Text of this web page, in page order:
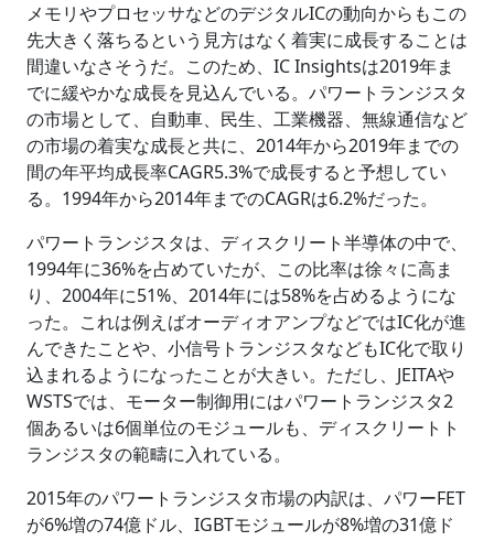
メモリやプロセッサなどのデジタルICの動向からもこの
先大きく落ちるという見方はなく着実に成長することは
間違いなさそうだ。このため、IC Insightsは2019年ま
でに緩やかな成長を見込んでいる。パワートランジスタ
の市場として、自動車、民生、工業機器、無線通信など
の市場の着実な成長と共に、2014年から2019年までの
間の年平均成長率CAGR5.3%で成長すると予想してい
る。1994年から2014年までのCAGRは6.2%だった。
パワートランジスタは、ディスクリート半導体の中で、
1994年に36%を占めていたが、この比率は徐々に高ま
り、2004年に51%、2014年には58%を占めるようにな
った。これは例えばオーディオアンプなどではIC化が進
んできたことや、小信号トランジスタなどもIC化で取り
込まれるようになったことが大きい。ただし、JEITAや
WSTSでは、モーター制御用にはパワートランジスタ2
個あるいは6個単位のモジュールも、ディスクリートト
ランジスタの範疇に入れている。
2015年のパワートランジスタ市場の内訳は、パワーFET
が6%増の74億ドル、IGBTモジュールが8%増の31億ド